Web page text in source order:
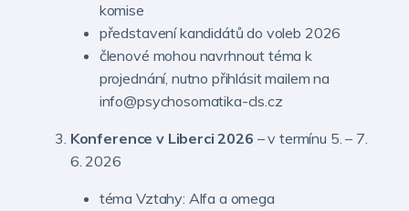
komise
představení kandidátů do voleb 2026
členové mohou navrhnout téma k
projednání, nutno přihlásit mailem na
info@psychosomatika-cls.cz
Konference v Liberci 2026 – v termínu 5. – 7.
6. 2026
téma Vztahy: Alfa a omega